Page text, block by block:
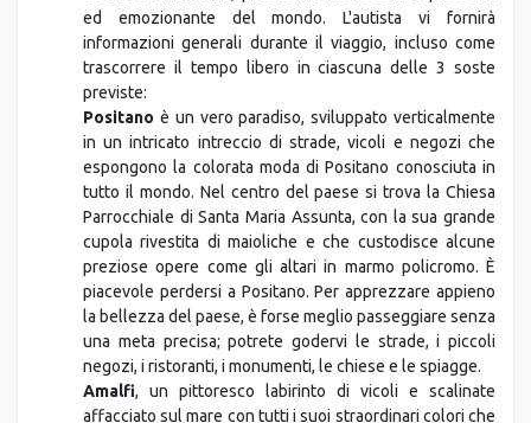
Costiera Amalfitana, probabilmente la strada più bella
ed emozionante del mondo. L'autista vi fornirà
informazioni generali durante il viaggio, incluso come
trascorrere il tempo libero in ciascuna delle 3 soste
previste:
Positanoè un vero paradiso, sviluppato verticalmente
in un intricato intreccio di strade, vicoli e negozi che
espongono la colorata moda di Positano conosciuta in
tutto il mondo. Nel centro del paese si trova la Chiesa
Parrocchiale di Santa Maria Assunta, con la sua grande
cupola rivestita di maioliche e che custodisce alcune
preziose opere come gli altari in marmo policromo. È
piacevole perdersi a Positano. Per apprezzare appieno
la bellezza del paese, è forse meglio passeggiare senza
una meta precisa; potrete godervi le strade, i piccoli
negozi, i ristoranti, i monumenti, le chiese e le spiagge.
Amalfi, un pittoresco labirinto di vicoli e scalinate